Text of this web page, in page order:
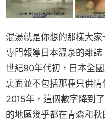
混湯就是你想的那樣大
專門報導日本溫泉的雜
世紀90年代初，日本全
裏面並不包括那種只供
2015年，這個數字降到
的地區幾乎都在青森和